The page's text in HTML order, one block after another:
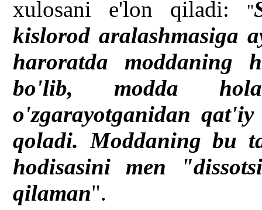
xulosani e'lon qiladi: "
kislorod aralashmasiga
haroratda moddaning
bo'lib, modda
o'zgarayotganidan
qoladi. Moddaning bu
hodisasini men
qilaman".